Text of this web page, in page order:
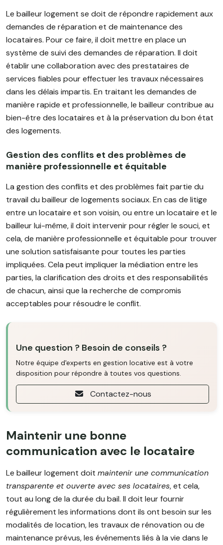
Le bailleur logement se doit de répondre rapidement aux
demandes de réparation et de maintenance des
locataires. Pour ce faire, il doit mettre en place un
système de suivi des demandes de réparation. Il doit
établir une collaboration avec des prestataires de
services fiables pour effectuer les travaux nécessaires
dans les délais impartis. En traitant les demandes de
manière rapide et professionnelle, le bailleur contribue au
bien-être des locataires et à la préservation du bon état
des logements.
Gestion des conflits et des problèmes de
manière professionnelle et équitable
La gestion des conflits et des problèmes fait partie du
travail du bailleur de logements sociaux. En cas de litige
entre un locataire et son voisin, ou entre un locataire et le
bailleur lui-même, il doit intervenir pour régler le souci, et
cela, de manière professionnelle et équitable pour trouver
une solution satisfaisante pour toutes les parties
impliquées. Cela peut impliquer la médiation entre les
parties, la clarification des droits et des responsabilités
de chacun, ainsi que la recherche de compromis
acceptables pour résoudre le conflit.
Une question ? Besoin de conseils ?
Notre équipe d'experts en gestion locative est à votre
disposition pour répondre à toutes vos questions.
Contactez-nous
Maintenir une bonne
communication avec le locataire
Le bailleur logement doit maintenir une communication
transparente et ouverte avec ses locataires, et cela,
tout au long de la durée du bail. Il doit leur fournir
régulièrement les informations dont ils ont besoin sur les
modalités de location, les travaux de rénovation ou de
maintenance prévus, les événements liés à la vie dans le